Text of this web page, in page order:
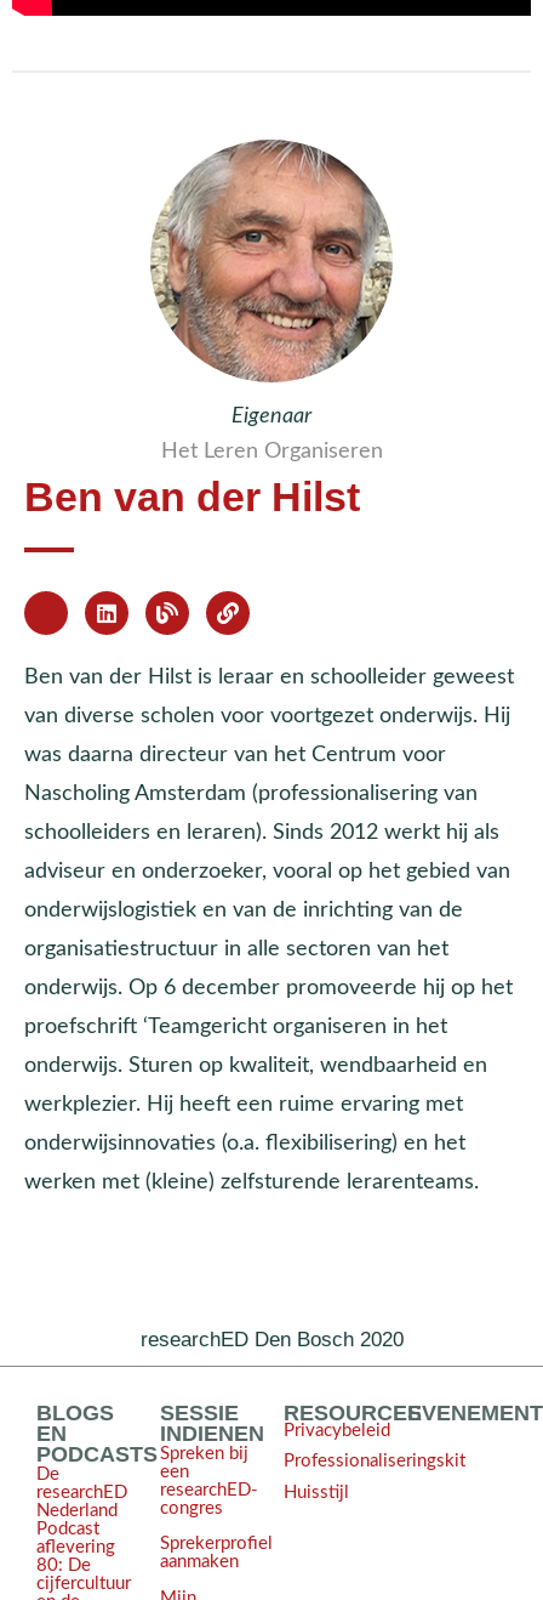
Eigenaar
Het Leren Organiseren
Ben van der Hilst
Ben van der Hilst is leraar en schoolleider geweest
van diverse scholen voor voortgezet onderwijs. Hij
was daarna directeur van het Centrum voor
Nascholing Amsterdam (professionalisering van
schoolleiders en leraren). Sinds 2012 werkt hij als
adviseur en onderzoeker, vooral op het gebied van
onderwijslogistiek en van de inrichting van de
organisatiestructuur in alle sectoren van het
onderwijs. Op 6 december promoveerde hij op het
proefschrift ‘Teamgericht organiseren in het
onderwijs. Sturen op kwaliteit, wendbaarheid en
werkplezier. Hij heeft een ruime ervaring met
onderwijsinnovaties (o.a. flexibilisering) en het
werken met (kleine) zelfsturende lerarenteams.
researchED Den Bosch 2020
BLOGS
EN
PODCASTS
De
researchED
Nederland
Podcast
aflevering
80: De
cijfercultuur
SESSIE
INDIENEN
Spreken bij
een
researchED-
congres
Sprekerprofiel
aanmaken
RESOURCES
Privacybeleid
Professionaliseringskit
Huisstijl